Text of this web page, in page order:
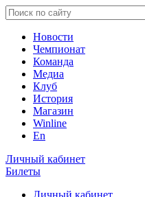
Новости
Чемпионат
Команда
Медиа
Клуб
История
Магазин
Winline
En
Личный кабинет
Билеты
Личный кабинет